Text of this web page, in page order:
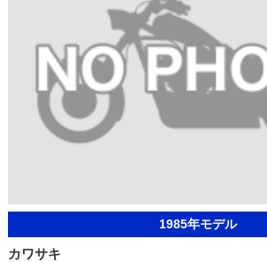
1985年モデル
カワサキ